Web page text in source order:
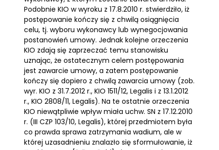
Podobnie KIO w wyroku z 17.8.2010 r. stwierdziło, iż
postępowanie kończy się z chwilą osiągnięcia
celu, tj. wyboru wykonawcy lub wynegocjowania
postanowień umowy. Jednak kolejne orzeczenia
KIO zdają się zaprzeczać temu stanowisku
uznając, że ostatecznym celem postępowania
jest zawarcie umowy, a zatem postępowanie
kończy się dopiero z chwilą zawarcia umowy (zob.
wyr. KIO z 31.7.2012 r., KIO 1511/12, Legalis i z 13.1.2012
r., KIO 2808/11, Legalis). Na te ostatnie orzeczenia
KIO niewątpliwie wpływ miała uchw. SN z 17.12.2010
r. (III CZP 103/10, Legalis), której przedmiotem była
co prawda sprawa zatrzymania wadium, ale w
której uzasadnieniu znalazło się sformułowanie, iż